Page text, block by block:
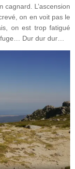
cagnard. L’ascension
on en voit pas le
on est trop fatigué
Dur dur dur…